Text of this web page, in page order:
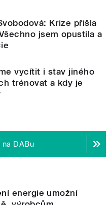
Krize přišla
jsem opustila a
vycítit i stav jiného
trénovat a kdy je
DABu
energie umožní